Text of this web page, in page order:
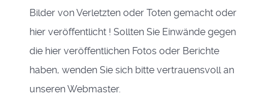
Bilder von Verletzten oder Toten gemacht oder
hier veröffentlicht ! Sollten Sie Einwände gegen
die hier veröffentlichen Fotos oder Berichte
haben, wenden Sie sich bitte vertrauensvoll an
unseren Webmaster.